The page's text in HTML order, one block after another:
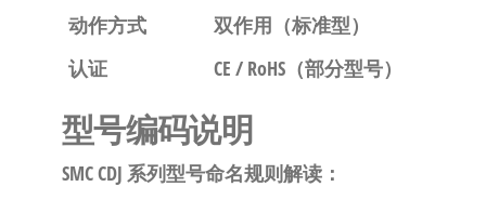
动作方式
双作用（标准型）
认证
CE / RoHS（部分型号）
型号编码说明
SMC CDJ 系列型号命名规则解读：